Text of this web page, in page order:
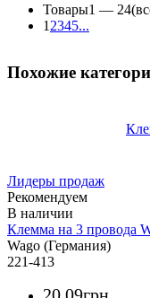
Товары1 — 24
1 2345...
Похожие
Лидеры продаж
Рекомендуем
Клемма на 3 провода
Wago (Германия)
221-413
20.09грн